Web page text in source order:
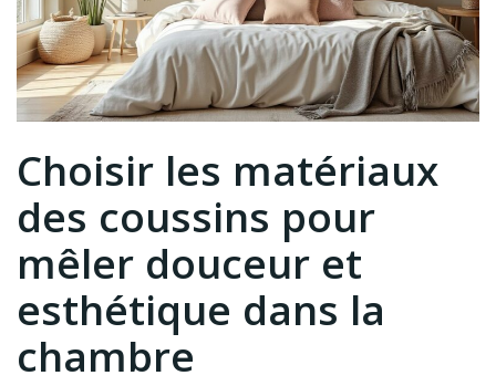
Choisir les matériaux
des coussins pour
mêler douceur et
esthétique dans la
chambre